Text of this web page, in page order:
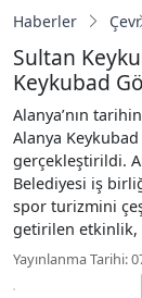
Haberler
Sultan
Keykubad
Alanya’nın
Alanya
gerçekleştirildi.
Belediyesi iş
spor turizmini
getirilen etkinlik,
Yayınlanma Tarihi: